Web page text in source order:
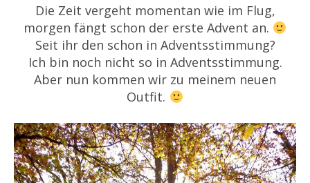
Die Zeit vergeht momentan wie im Flug,
morgen fängt schon der erste Advent an.
Seit ihr den schon in Adventsstimmung?
Ich bin noch nicht so in Adventsstimmung.
Aber nun kommen wir zu meinem neuen
Outfit.